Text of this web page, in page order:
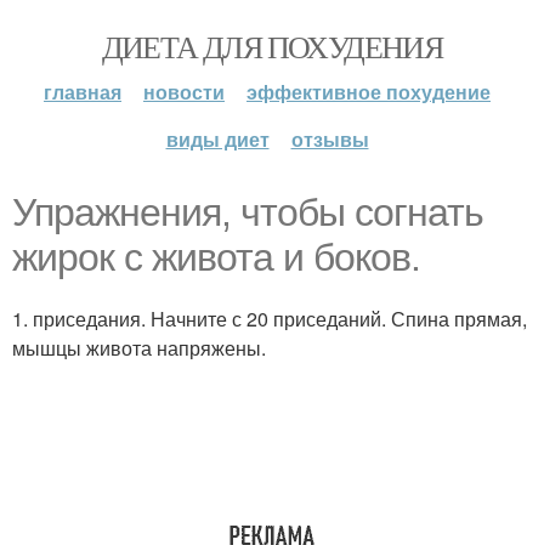
ДИЕТА ДЛЯ ПОХУДЕНИЯ
главная новости
эффективное похудение
виды диет
отзывы
Упражнения, чтобы согнать
жирок с живота и боков.
1. приседания. Начните с 20 приседаний. Спина прямая,
мышцы живота напряжены.